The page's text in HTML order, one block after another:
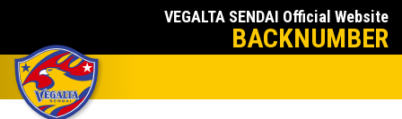
VEGALTA SENDAI Official Website
BACKNUMBER